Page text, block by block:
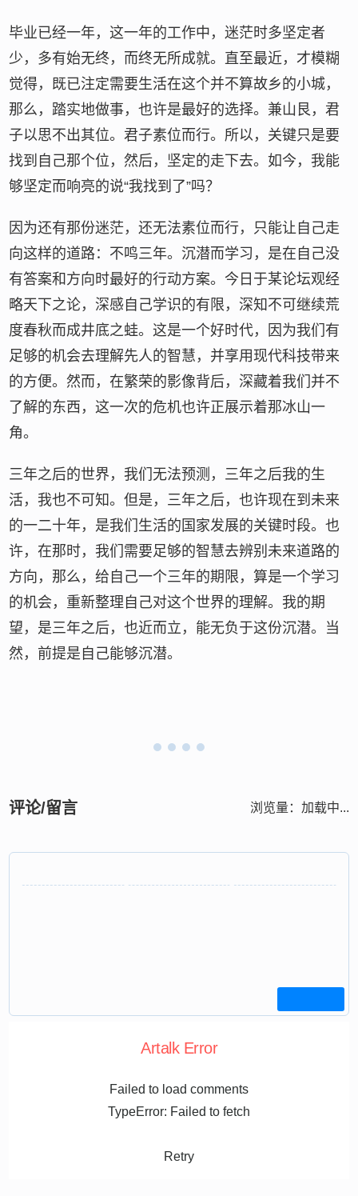
毕业已经一年，这一年的工作中，迷茫时多坚定者
少，多有始无终，而终无所成就。直至最近，才模糊
觉得，既已注定需要生活在这个并不算故乡的小城，
那么，踏实地做事，也许是最好的选择。兼山艮，君
子以思不出其位。君子素位而行。所以，关键只是要
找到自己那个位，然后，坚定的走下去。如今，我能
够坚定而响亮的说“我找到了”吗？
因为还有那份迷茫，还无法素位而行，只能让自己走
向这样的道路：不鸣三年。沉潜而学习，是在自己没
有答案和方向时最好的行动方案。今日于某论坛观经
略天下之论，深感自己学识的有限，深知不可继续荒
度春秋而成井底之蛙。这是一个好时代，因为我们有
足够的机会去理解先人的智慧，并享用现代科技带来
的方便。然而，在繁荣的影像背后，深藏着我们并不
了解的东西，这一次的危机也许正展示着那冰山一
角。
三年之后的世界，我们无法预测，三年之后我的生
活，我也不可知。但是，三年之后，也许现在到未来
的一二十年，是我们生活的国家发展的关键时段。也
许，在那时，我们需要足够的智慧去辨别未来道路的
方向，那么，给自己一个三年的期限，算是一个学习
的机会，重新整理自己对这个世界的理解。我的期
望，是三年之后，也近而立，能无负于这份沉潜。当
然，前提是自己能够沉潜。
评论/留言 浏览量： 加载中...
Artalk Error
Failed to load comments
TypeError: Failed to fetch
Retry